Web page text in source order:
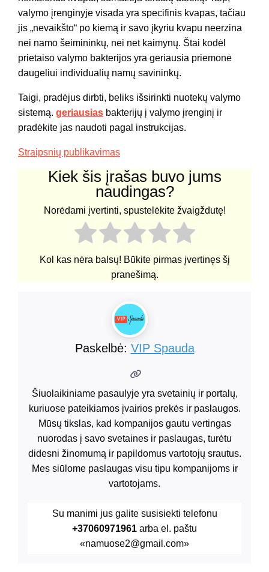
valymo įrenginyje visada yra specifinis kvapas, tačiau
jis „nevaikšto“ po kiemą ir savo įkyriu kvapu neerzina
nei namo šeimininkų, nei net kaimynų. Štai kodėl
prietaiso valymo bakterijos yra geriausia priemonė
daugeliui individualių namų savininkų.
Taigi, pradėjus dirbti, beliks išsirinkti nuotekų valymo
sistemą. geriausias bakterijų į valymo įrenginį ir
pradėkite jas naudoti pagal instrukcijas.
Straipsnių publikavimas
Kiek šis įrašas buvo jums
naudingas?
Norėdami įvertinti, spustelėkite žvaigždutę!
Kol kas nėra balsų! Būkite pirmas įvertinęs šį
pranešimą.
Paskelbė: VIP Spauda
Šiuolaikiniame pasaulyje yra svetainių ir portalų,
kuriuose pateikiamos įvairios prekės ir paslaugos.
Mūsų tikslas, kad kompanijos gautu vertingas
nuorodas į savo svetaines ir paslaugas, turėtu
didesni žinomumą ir papildomus vartotojų srautus.
Mes siūlome paslaugas visu tipu kompanijoms ir
vartotojams.
Su manimi jus galite susisiekti telefonu
+37060971961 arba el. paštu
«namuose2@gmail.com»